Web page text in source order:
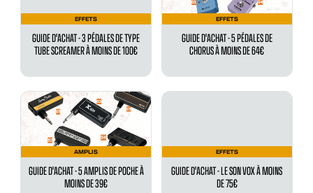
EFFETS
GUIDE D'ACHAT - 3 PÉDALES DE TYPE
TUBE SCREAMER À MOINS DE 100€
EFFETS
GUIDE D'ACHAT - 5 PÉDALES DE
CHORUS À MOINS DE 64€
AMPLIS
GUIDE D'ACHAT - 5 AMPLIS DE POCHE À
MOINS DE 39€
EFFETS
GUIDE D'ACHAT - LE SON VOX À MOINS
DE 75€